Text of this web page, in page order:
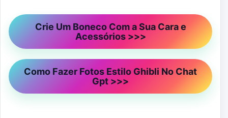
Crie Um Boneco Com a Sua Cara e
Acessórios >>>
Como Fazer Fotos Estilo Ghibli No Chat
Gpt >>>